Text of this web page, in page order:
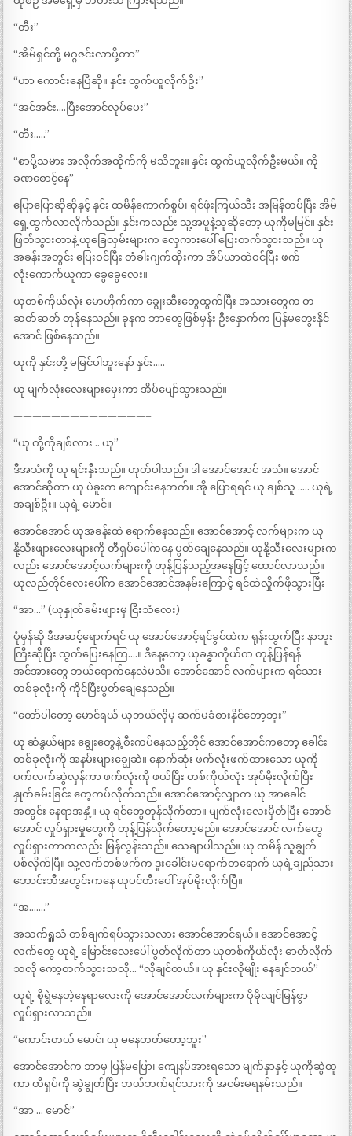
“တီး”
“အိမ်ရှင်တို့ မဂ္ဂဇင်းလာပို့တာ”
“ဟာ ကောင်းနေပြီဆို။ နှင်း ထွက်ယူလိုက်ဦး”
“အင်အင်း….ပြီးအောင်လုပ်ပေး”
“တီး…..”
“စာပို့သမား အလိုက်အထိုက်ကို မသိဘူး။ နှင်း ထွက်ယူလိုက်ဦးမယ်။ ကို
ခဏစောင့်နေ”
ပြောပြောဆိုဆိုနှင့် နှင်း ထမိန်ကောက်စွပ်၊ ရင်ဖုံးကြယ်သီး အမြန်တပ်ပြီး အိမ်
ရှေ့ထွက်လာလိုက်သည်။ နှင်းကလည်း သူ့အပူနဲ့သူဆိုတော့ ယုကိုမမြင်။ နှင်း
ဖြတ်သွားတာနဲ့ ယုခြေလှမ်းများက လှေကားပေါ် ပြေးတက်သွားသည်။ ယု
အခန်းအတွင်း ပြေးဝင်ပြီး တံခါးဂျက်ထိုးကာ အိပ်ယာထဲဝင်ပြီး ဖက်
လုံးကောက်ယူကာ ခွေခွေလေး။
ယုတစ်ကိုယ်လုံး မောဟိုက်ကာ ချွေးဆီးတွေထွက်ပြီး အသားတွေက တ
ဆတ်ဆတ် တုန်နေသည်။ ခုနက ဘာတွေဖြစ်မှန်း ဦးနှောက်က ပြန်မတွေးနိုင်
အောင် ဖြစ်နေသည်။
ယုကို နှင်းတို့ မမြင်ပါဘူးနော် နှင်း…..
ယု မျက်လုံးလေးများမှေးကာ အိပ်ပျော်သွားသည်။
——————————————–
“ယု ကို့ကိုချစ်လား .. ယု”
ဒီအသံကို ယု ရင်းနှီးသည်။ ဟုတ်ပါသည်။ ဒါ အောင်အောင် အသံ။ အောင်
အောင်ဆိုတာ ယု ပဲခူးက ကျောင်းနေဘက်။ အို ပြောရရင် ယု ချစ်သူ ….. ယုရဲ့
အချစ်ဦး။ ယုရဲ့ မောင်။
အောင်အောင် ယုအခန်းထဲ ရောက်နေသည်။ အောင်အောင့် လက်များက ယု
နို့သီးဖျားလေးများကို တီရှပ်ပေါ်ကနေ ပွတ်ချေနေသည်။ ယုနို့သီးလေးများက
လည်း အောင်အောင့်လက်များကို တုန့်ပြန်သည့်အနေဖြင့် ထောင်လာသည်။
ယုလည်တိုင်လေးပေါ်က အောင်အောင်အနမ်းကြောင့် ရင်ထဲလှိုက်ဖိုသွားပြီး
“အာ…” (ယုနှုတ်ခမ်းဖျားမှ ငြီးသံလေး)
ပုံမှန်ဆို ဒီအဆင့်ရောက်ရင် ယု အောင်အောင့်ရင်ခွင်ထဲက ရုန်းထွက်ပြီး နာဘူး
ကြီးဆိုပြီး ထွက်ပြေးနေကြ….။ ဒီနေ့တော့ ယုခန္ဓာကိုယ်က တုန့်ပြန်ရန်
အင်အားတွေ ဘယ်ရောက်နေလဲမသိ။ အောင်အောင် လက်များက ရင်သား
တစ်ခုလုံးကို ကိုင်ပြီးပွတ်ချေနေသည်။
“တော်ပါတော့ မောင်ရယ် ယုဘယ်လိုမှ ဆက်မခံစားနိုင်တော့ဘူး”
ယု ဆံနွယ်များ ချွေးတွေနဲ့ စီးကပ်နေသည့်တိုင် အောင်အောင်ကတော့ ခေါင်း
တစ်ခုလုံးကို အနမ်းများချွေဆဲ။ နောက်ဆုံး ဖက်လုံးဖက်ထားသော ယုကို
ပက်လက်ဆွဲလှန်ကာ ဖက်လုံးကို ဖယ်ပြီး တစ်ကိုယ်လုံး အုပ်မိုးလိုက်ပြီး
နှုတ်ခမ်းခြင်း တေ့ကပ်လိုက်သည်။ အောင်အောင့်လျှာက ယု အာခေါင်
အတွင်း နေရာအနှံ့။ ယု ရင်တွေတုန်လိုက်တာ။ မျက်လုံးလေးမှိတ်ပြီး အောင်
အောင် လှုပ်ရှားမှုတွေကို တုန့်ပြန်လိုက်တော့မည်။ အောင်အောင် လက်တွေ
လှုပ်ရှားတာကလည်း မြန်လွန်းသည်။ သေချာပါသည်။ ယု ထမိန် သူချွတ်
ပစ်လိုက်ပြီ။ သူ့လက်တစ်ဖက်က ဒူးခေါင်းမရောက်တရောက် ယုရဲ့ချည်သား
ဘောင်းဘီအတွင်းကနေ ယုပင်တီးပေါ် အုပ်မိုးလိုက်ပြီ။
“အ…….”
အသက်ရှူသံ တစ်ချက်ရပ်သွားသလား အောင်အောင်ရယ်။ အောင်အောင့်
လက်တွေ ယုရဲ့ မြောင်းလေးပေါ် ပွတ်လိုက်တာ ယုတစ်ကိုယ်လုံး ဓာတ်လိုက်
သလို ကော့တက်သွားသလို… “လိုချင်တယ်။ ယု နှင်းလိုမျိုး နေချင်တယ်”
ယုရဲ့ စိုရွဲနေတဲ့နေရာလေးကို အောင်အောင်လက်များက ပိုမိုလျင်မြန်စွာ
လှုပ်ရှားလာသည်။
“ကောင်းတယ် မောင်၊ ယု မနေတတ်တော့ဘူး”
အောင်အောင်က ဘာမှ ပြန်မပြော၊ ကျေနပ်အားရသော မျက်နှာနှင့် ယုကိုဆွဲထူ
ကာ တီရှပ်ကို ဆွဲချွတ်ပြီး ဘယ်ဘက်ရင်သားကို အငမ်းမရနမ်းသည်။
“အာ … မောင်”